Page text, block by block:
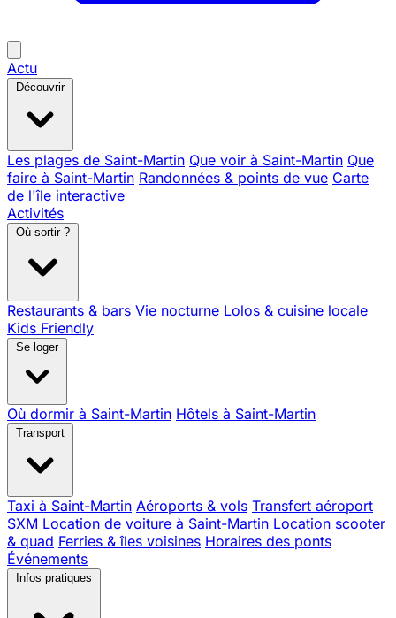
Actu
Découvrir
Les plages de Saint-Martin Que voir à Saint-Martin Que
faire à Saint-Martin Randonnées & points de vue Carte
de l'île interactive
Activités
Où sortir ?
Restaurants & bars Vie nocturne Lolos & cuisine locale
Kids Friendly
Se loger
Où dormir à Saint-Martin Hôtels à Saint-Martin
Transport
Taxi à Saint-Martin Aéroports & vols Transfert aéroport
SXM Location de voiture à Saint-Martin Location scooter
& quad Ferries & îles voisines Horaires des ponts
Événements
Infos pratiques